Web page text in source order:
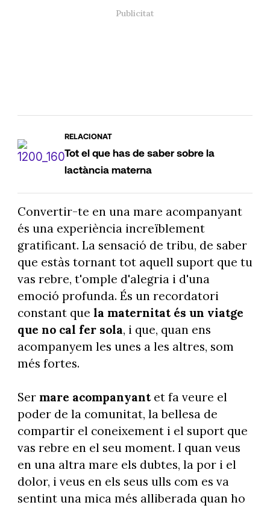
RELACIONAT
Tot el que has de saber sobre la
lactància materna
Convertir-te en una mare acompanyant
és una experiència increïblement
gratificant. La sensació de tribu, de saber
que estàs tornant tot aquell suport que tu
vas rebre, t'omple d'alegria i d'una
emoció profunda. És un recordatori
constant que la maternitat és un viatge
que no cal fer sola, i que, quan ens
acompanyem les unes a les altres, som
més fortes.
Ser mare acompanyantet fa veure el
poder de la comunitat, la bellesa de
compartir el coneixement i el suport que
vas rebre en el seu moment. I quan veus
en una altra mare els dubtes, la por i el
dolor, i veus en els seus ulls com es va
sentint una mica més alliberada quan ho